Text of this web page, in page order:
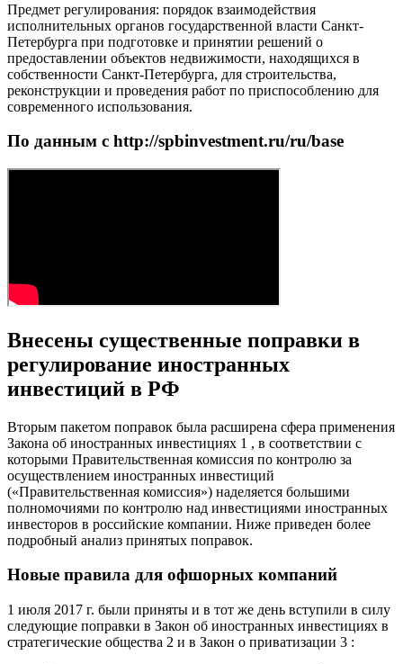
Предмет регулирования: порядок взаимодействия
исполнительных органов государственной власти Санкт-
Петербурга при подготовке и принятии решений о
предоставлении объектов недвижимости, находящихся в
собственности Санкт-Петербурга, для строительства,
реконструкции и проведения работ по приспособлению для
современного использования.
По данным с http://spbinvestment.ru/ru/base
Внесены существенные поправки в
регулирование иностранных
инвестиций в РФ
Вторым пакетом поправок была расширена сфера применения
Закона об иностранных инвестициях 1 , в соответствии с
которыми Правительственная комиссия по контролю за
осуществлением иностранных инвестиций
(«Правительственная комиссия») наделяется большими
полномочиями по контролю над инвестициями иностранных
инвесторов в российские компании. Ниже приведен более
подробный анализ принятых поправок.
Новые правила для офшорных компаний
1 июля 2017 г. были приняты и в тот же день вступили в силу
следующие поправки в Закон об иностранных инвестициях в
стратегические общества 2 и в Закон о приватизации 3 :